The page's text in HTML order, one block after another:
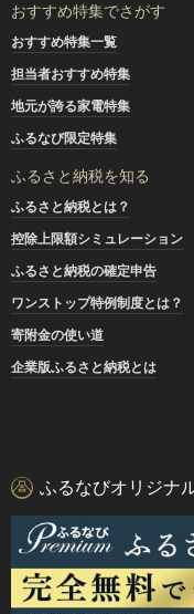
おすすめ特集でさがす
おすすめ特集一覧
担当者おすすめ特集
地元が誇る家電特集
ふるなび限定特集
ふるさと納税を知る
ふるさと納税とは？
控除上限額シミュレーション
ふるさと納税の確定申告
ワンストップ特例制度とは？
寄附金の使い道
企業版ふるさと納税とは
ふるなびオリジナ